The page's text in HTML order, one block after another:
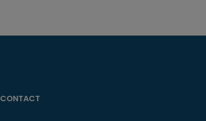
CONTACT